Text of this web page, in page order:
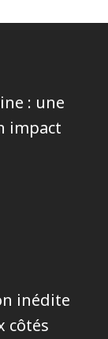
: une
impact
inédite
côtés